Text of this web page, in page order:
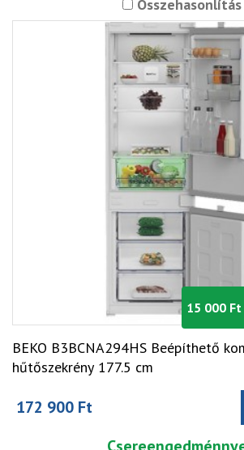
Összehasonlítás
15 000
BEKO B3BCNA294HS Beépíthető
hűtőszekrény 177.5 cm
172 900 Ft